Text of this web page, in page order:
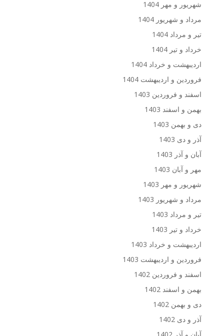
شهریور و مهر 1404
مرداد و شهریور 1404
تیر و مرداد 1404
خرداد و تیر 1404
اردیبهشت و خرداد 1404
فروردین و اردیبهشت 1404
اسفند و فروردین 1403
بهمن و اسفند 1403
دی و بهمن 1403
آذر و دی 1403
آبان و آذر 1403
مهر و آبان 1403
شهریور و مهر 1403
مرداد و شهریور 1403
تیر و مرداد 1403
خرداد و تیر 1403
اردیبهشت و خرداد 1403
فروردین و اردیبهشت 1403
اسفند و فروردین 1402
بهمن و اسفند 1402
دی و بهمن 1402
آذر و دی 1402